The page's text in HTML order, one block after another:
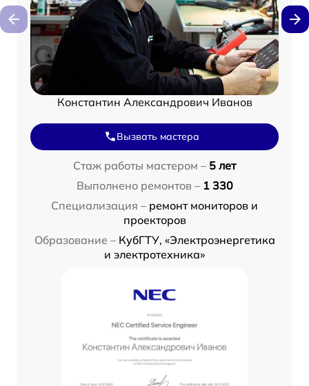
Константин Александрович Иванов
Вызвать мастера
Стаж работы мастером – 5 лет
Выполнено ремонтов – 1 330
Специализация – ремонт мониторов и
проекторов
Образование – КубГТУ, «Электроэнергетика
и электротехника»